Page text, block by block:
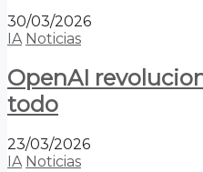
30/03/2026
IA Noticias
OpenAI
todo
23/03/2026
IA Noticias